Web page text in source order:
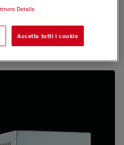
Details
Accetta tutti i cookie